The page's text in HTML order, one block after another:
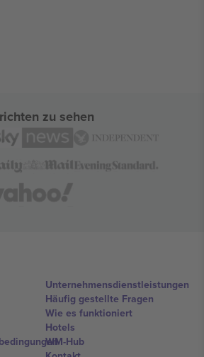
zu sehen
Unternehmensdienstleistungen
Häufig gestellte Fragen
Wie es funktioniert
Hotels
WM-Hub